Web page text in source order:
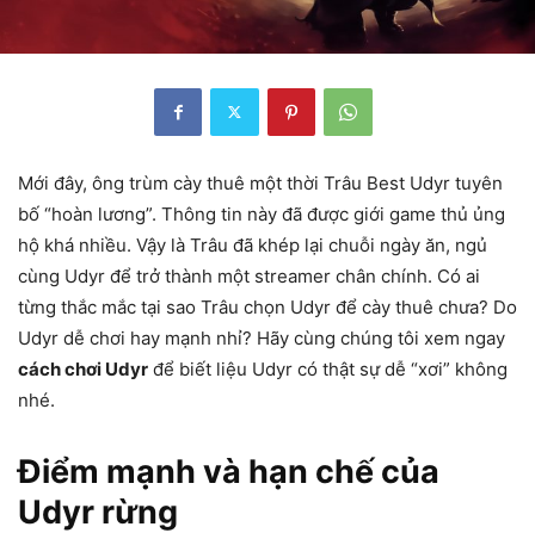
Mới đây, ông trùm cày thuê một thời Trâu Best Udyr tuyên
bố “hoàn lương”. Thông tin này đã được giới game thủ ủng
hộ khá nhiều. Vậy là Trâu đã khép lại chuỗi ngày ăn, ngủ
cùng Udyr để trở thành một streamer chân chính. Có ai
từng thắc mắc tại sao Trâu chọn Udyr để cày thuê chưa? Do
Udyr dễ chơi hay mạnh nhỉ? Hãy cùng chúng tôi xem ngay
cách chơi Udyr để biết liệu Udyr có thật sự dễ “xơi” không
nhé.
Điểm mạnh và hạn chế của
Udyr rừng